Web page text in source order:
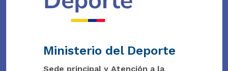
Ministerio del Deporte
Sede principal y Atención a la